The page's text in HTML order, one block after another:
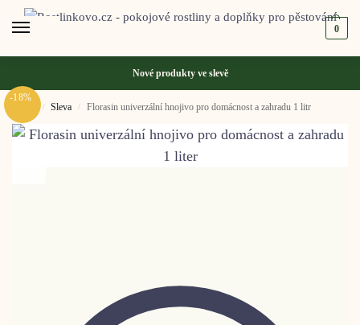
0
Nové produkty ve slevě
/ Sleva / Florasin univerzální hnojivo pro domácnost a zahradu 1 litr
-18%